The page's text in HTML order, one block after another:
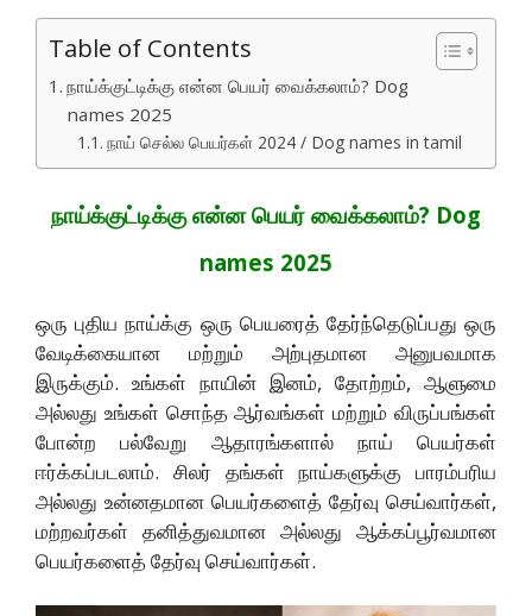
Table of Contents
நாய்க்குட்டிக்கு என்ன பெயர் வைக்கலாம்? Dog
names 2025
நாய் செல்ல பெயர்கள் 2024 / Dog names in tamil
நாய்க்குட்டிக்கு என்ன பெயர் வைக்கலாம்? Dog
names 2025
ஒரு புதிய நாய்க்கு ஒரு பெயரைத் தேர்ந்தெடுப்பது ஒரு
வேடிக்கையான மற்றும் அற்புதமான அனுபவமாக
இருக்கும். உங்கள் நாயின் இனம், தோற்றம், ஆளுமை
அல்லது உங்கள் சொந்த ஆர்வங்கள் மற்றும் விருப்பங்கள்
போன்ற பல்வேறு ஆதாரங்களால் நாய் பெயர்கள்
ஈர்க்கப்படலாம். சிலர் தங்கள் நாய்களுக்கு பாரம்பரிய
அல்லது உன்னதமான பெயர்களைத் தேர்வு செய்வார்கள்,
மற்றவர்கள் தனித்துவமான அல்லது ஆக்கப்பூர்வமான
பெயர்களைத் தேர்வு செய்வார்கள்.